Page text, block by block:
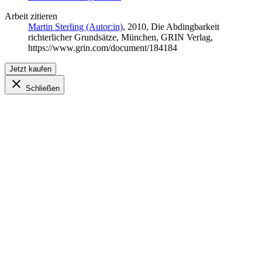
Arbeit zitieren
Martin Sterling (Autor:in), 2010, Die Abdingbarkeit
richterlicher Grundsätze, München, GRIN Verlag,
https://www.grin.com/document/184184
Jetzt kaufen
Schließen